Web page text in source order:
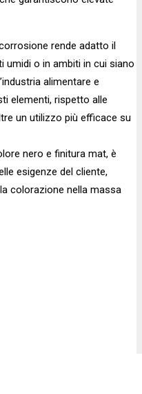
rende adatto il
umidi o in ambiti in cui siano
alimentare e
elementi, rispetto alle
un utilizzo più efficace su
nero e finitura mat, è
esigenze del cliente,
colorazione nella massa